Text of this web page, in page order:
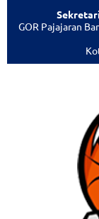
GOR Pajajaran